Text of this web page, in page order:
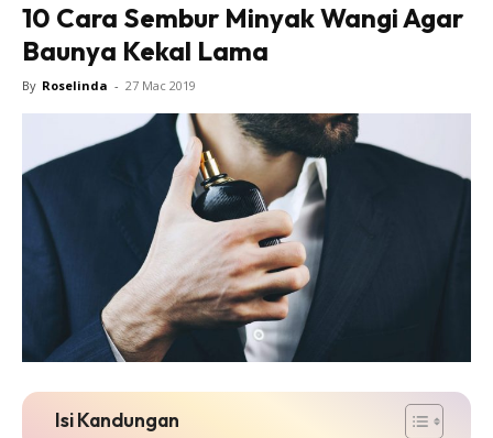
10 Cara Sembur Minyak Wangi Agar
Baunya Kekal Lama
By Roselinda - 27 Mac 2019
Isi Kandungan